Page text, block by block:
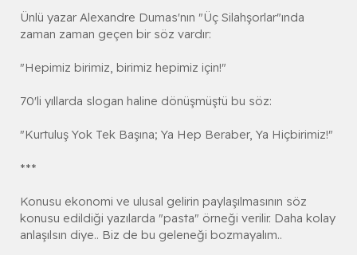
Ünlü yazar Alexandre Dumas'nın "Üç Silahşorlar"ında
zaman zaman geçen bir söz vardır:
"Hepimiz birimiz, birimiz hepimiz için!"
70'li yıllarda slogan haline dönüşmüştü bu söz:
"Kurtuluş Yok Tek Başına; Ya Hep Beraber, Ya Hiçbirimiz!"
***
Konusu ekonomi ve ulusal gelirin paylaşılmasının söz
konusu edildiği yazılarda "pasta" örneği verilir. Daha kolay
anlaşılsın diye.. Biz de bu geleneği bozmayalım..